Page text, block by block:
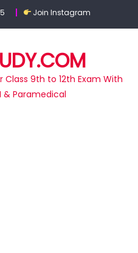
Join Instagram
Class 9th to 12th Exam With
& Paramedical